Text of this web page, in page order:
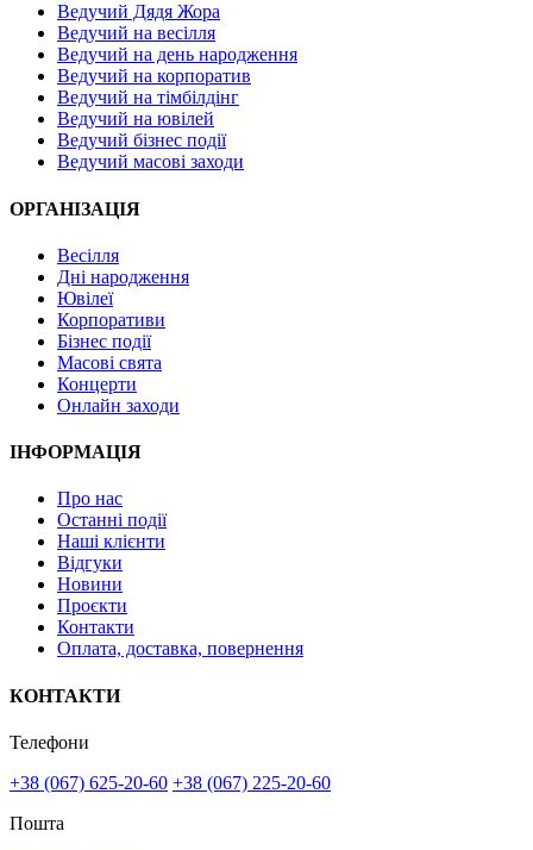
Ведучий Дядя Жора
Ведучий на весілля
Ведучий на день народження
Ведучий на корпоратив
Ведучий на тімбілдінг
Ведучий на ювілей
Ведучий бізнес події
Ведучий масові заходи
ОРГАНІЗАЦІЯ
Весілля
Дні народження
Ювілеї
Корпоративи
Бізнес події
Масові свята
Концерти
Онлайн заходи
ІНФОРМАЦІЯ
Про нас
Останні події
Наші клієнти
Відгуки
Новини
Проєкти
Контакти
Оплата, доставка, повернення
КОНТАКТИ
Телефони
+38 (067) 625-20-60 +38 (067) 225-20-60
Пошта